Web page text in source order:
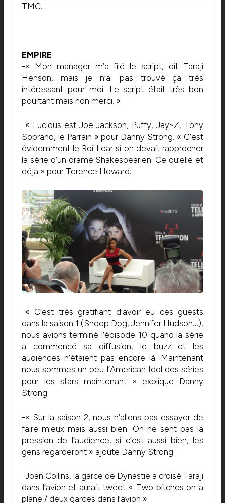
TMC.
EMPIRE
-« Mon manager m’a filé le script, dit Taraji
Henson, mais je n’ai pas trouvé ça très
intéressant pour moi. Le script était très bon
pourtant mais non merci. »
-« Lucious est Joe Jackson, Puffy, Jay~Z, Tony
Soprano, le Parrain » pour Danny Strong. « C’est
évidemment le Roi Lear si on devait rapprocher
la série d’un drame Shakespearien. Ce qu’elle et
déja » pour Terence Howard.
-« C’est très gratifiant d’avoir eu ces guests
dans la saison 1 (Snoop Dog, Jennifer Hudson…),
nous avions terminé l’épisode 10 quand la série
a commencé sa diffusion, le buzz et les
audiences n’étaient pas encore là. Maintenant
nous sommes un peu l’American Idol des séries
pour les stars maintenant » explique Danny
Strong.
-« Sur la saison 2, nous n’allons pas essayer de
faire mieux mais aussi bien. On ne sent pas la
pression de l’audience, si c’est aussi bien, les
gens regarderont » ajoute Danny Strong.
-Joan Collins, la garce de Dynastie a croisé Taraji
dans l’avion et aurait tweet « Two bitches on a
plane / deux garces dans l’avion »